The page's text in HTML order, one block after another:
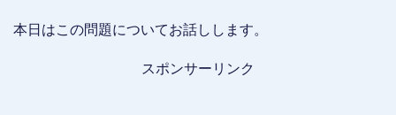
本日はこの問題についてお話しします。
スポンサーリンク